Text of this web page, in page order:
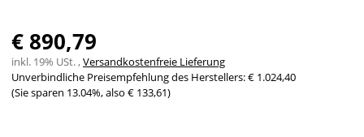
€ 890,79
inkl. 19% USt. ,Versandkostenfreie Lieferung
Unverbindliche Preisempfehlung des Herstellers:€ 1.024,40
(Sie sparen 13.04%, also € 133,61)